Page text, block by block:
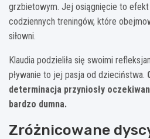
grzbietowym. Jej osiągnięcie to
codziennych treningów, które
siłowni.
Klaudia podzieliła się swoimi
pływanie to jej pasja od dzieciństwa.
determinacja przyniosły
bardzo dumna.
Zróżnicowane